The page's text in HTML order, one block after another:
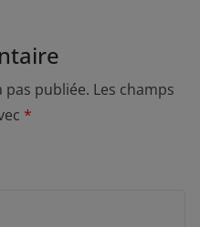
pas publiée. Les champs
*